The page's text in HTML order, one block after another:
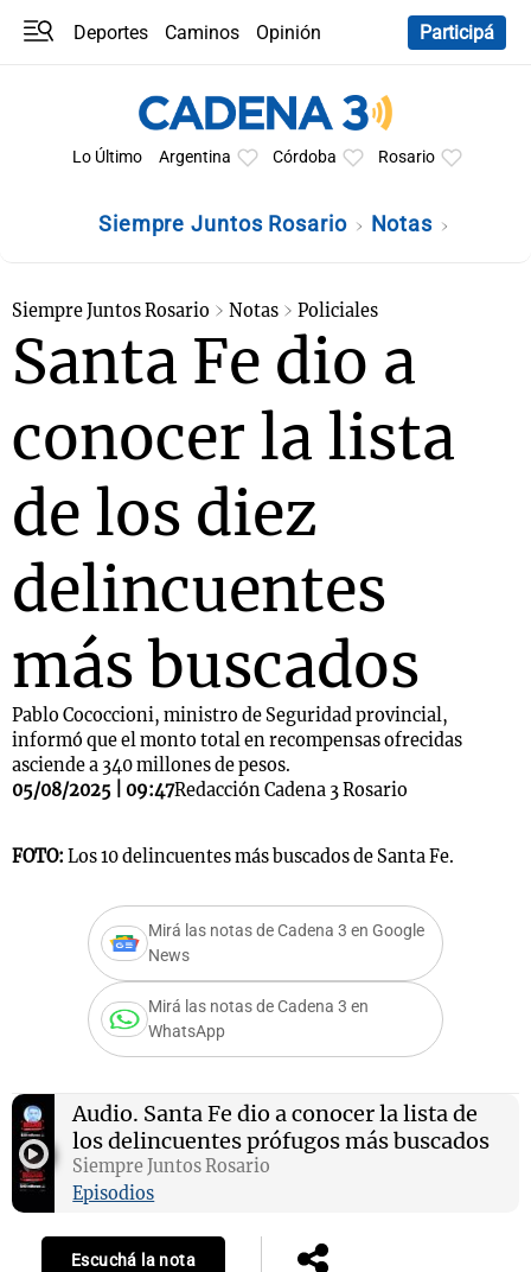
Deportes Caminos
Opinión
Participá
Lo Último Argentina Córdoba Rosario
Siempre Juntos Rosario Notas
Siempre Juntos Rosario Notas Policiales
Santa Fe dio a
conocer la lista
de los diez
delincuentes
más buscados
Pablo Cococcioni, ministro de Seguridad provincial,
informó que el monto total en recompensas ofrecidas
asciende a 340 millones de pesos.
05/08/2025 | 09:47Redacción Cadena 3 Rosario
FOTO: Los 10 delincuentes más buscados de Santa Fe.
Mirá las notas de Cadena 3 en Google
News
Mirá las notas de Cadena 3 en
WhatsApp
Audio. Santa Fe dio a conocer la lista de
los delincuentes prófugos más buscados
Siempre Juntos Rosario
Episodios
Escuchá la nota
Mundial 2026